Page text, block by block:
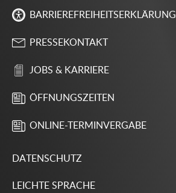
BARRIEREFREIHEITSERKLÄRUNG
PRESSEKONTAKT
JOBS & KARRIERE
ÖFFNUNGSZEITEN
ONLINE-TERMINVERGABE
DATENSCHUTZ
LEICHTE SPRACHE